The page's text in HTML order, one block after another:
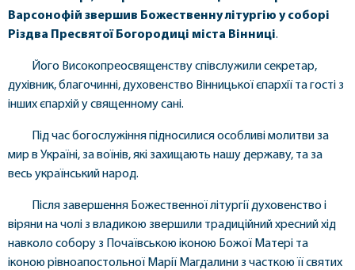
Варсонофій звершив Божественну літургію у соборі
Різдва Пресвятої Богородиці міста Вінниці.
Його Високопреосвященству співслужили секретар,
духівник, благочинні, духовенство Вінницької єпархії та гості з
інших єпархій у священному сані.
Під час богослужіння підносилися особливі молитви за
мир в Україні, за воїнів, які захищають нашу державу, та за
весь український народ.
Після завершення Божественної літургії духовенство і
віряни на чолі з владикою звершили традиційний хресний хід
навколо собору з Почаївською іконою Божої Матері та
іконою рівноапостольної Марії Магдалини з часткою її святих